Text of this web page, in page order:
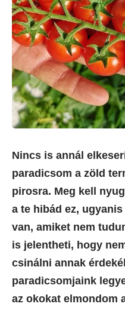
Nincs is annál
paradicsom a zöld
pirosra. Meg kell
a te hibád ez,
van, amiket nem
is jelentheti, hogy
csinálni annak
paradicsomjaink
az okokat elmondom